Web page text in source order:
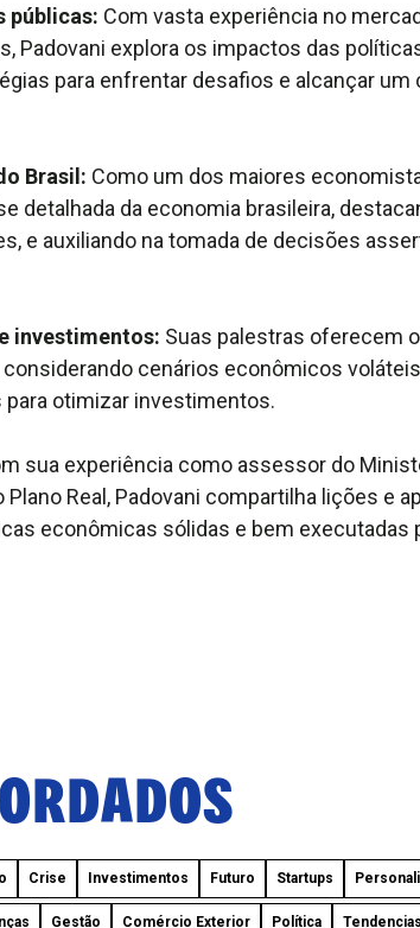
públicas: Com vasta experiência no
Padovani explora os impactos das
para enfrentar desafios e alcançar
Brasil: Como um dos maiores
detalhada da economia brasileira,
e auxiliando na tomada de decisões
investimentos: Suas palestras oferecem
cenários econômicos
para otimizar investimentos.
sua experiência como assessor do
Real, Padovani compartilha lições e
econômicas sólidas e bem executadas
Crise Investimentos Futuro Startups
Gestão Comércio Exterior Política Tendencias